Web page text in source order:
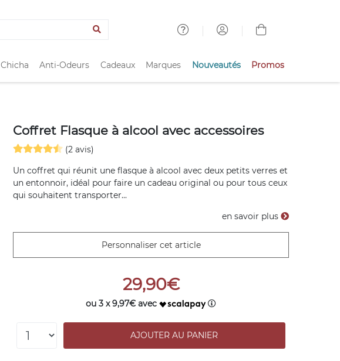
Chicha Anti-Odeurs Cadeaux Marques Nouveautés Promos
Coffret Flasque à alcool avec accessoires
(2 avis)
Un coffret qui réunit une flasque à alcool avec deux petits verres et
un entonnoir, idéal pour faire un cadeau original ou pour tous ceux
qui souhaitent transporter...
en savoir plus
Personnaliser cet article
29,90€
ou 3 x 9,97€ avec